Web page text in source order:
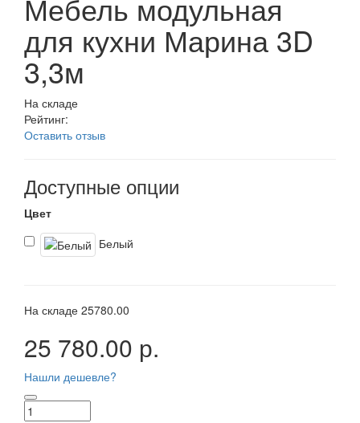
Мебель модульная
для кухни Марина 3D
3,3м
На складе
Рейтинг:
Оставить отзыв
Доступные опции
Цвет
Белый
На складе 25780.00
25 780.00 р.
Нашли дешевле?